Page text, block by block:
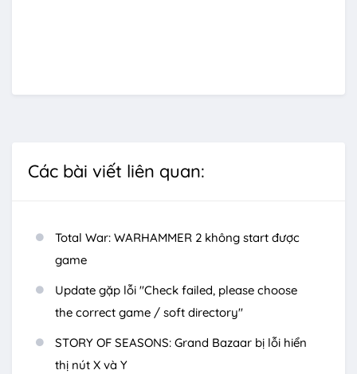
Các bài viết liên quan:
Total War: WARHAMMER 2 không start được
game
Update gặp lỗi "Check failed, please choose
the correct game / soft directory"
STORY OF SEASONS: Grand Bazaar bị lỗi hiển
thị nút X và Y